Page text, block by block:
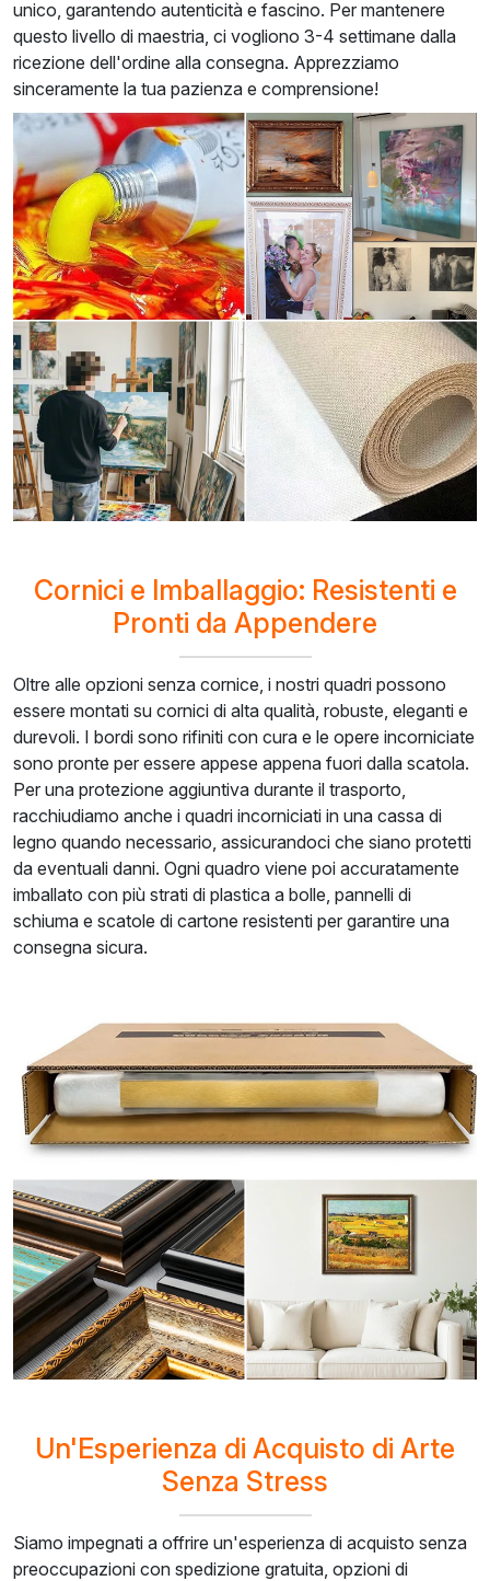
unico, garantendo autenticità e fascino. Per mantenere
questo livello di maestria, ci vogliono 3-4 settimane dalla
ricezione dell'ordine alla consegna. Apprezziamo
sinceramente la tua pazienza e comprensione!
Cornici e Imballaggio: Resistenti e
Pronti da Appendere
Oltre alle opzioni senza cornice, i nostri quadri possono
essere montati su cornici di alta qualità, robuste, eleganti e
durevoli. I bordi sono rifiniti con cura e le opere incorniciate
sono pronte per essere appese appena fuori dalla scatola.
Per una protezione aggiuntiva durante il trasporto,
racchiudiamo anche i quadri incorniciati in una cassa di
legno quando necessario, assicurandoci che siano protetti
da eventuali danni. Ogni quadro viene poi accuratamente
imballato con più strati di plastica a bolle, pannelli di
schiuma e scatole di cartone resistenti per garantire una
consegna sicura.
Un'Esperienza di Acquisto di Arte
Senza Stress
Siamo impegnati a offrire un'esperienza di acquisto senza
preoccupazioni con spedizione gratuita, opzioni di